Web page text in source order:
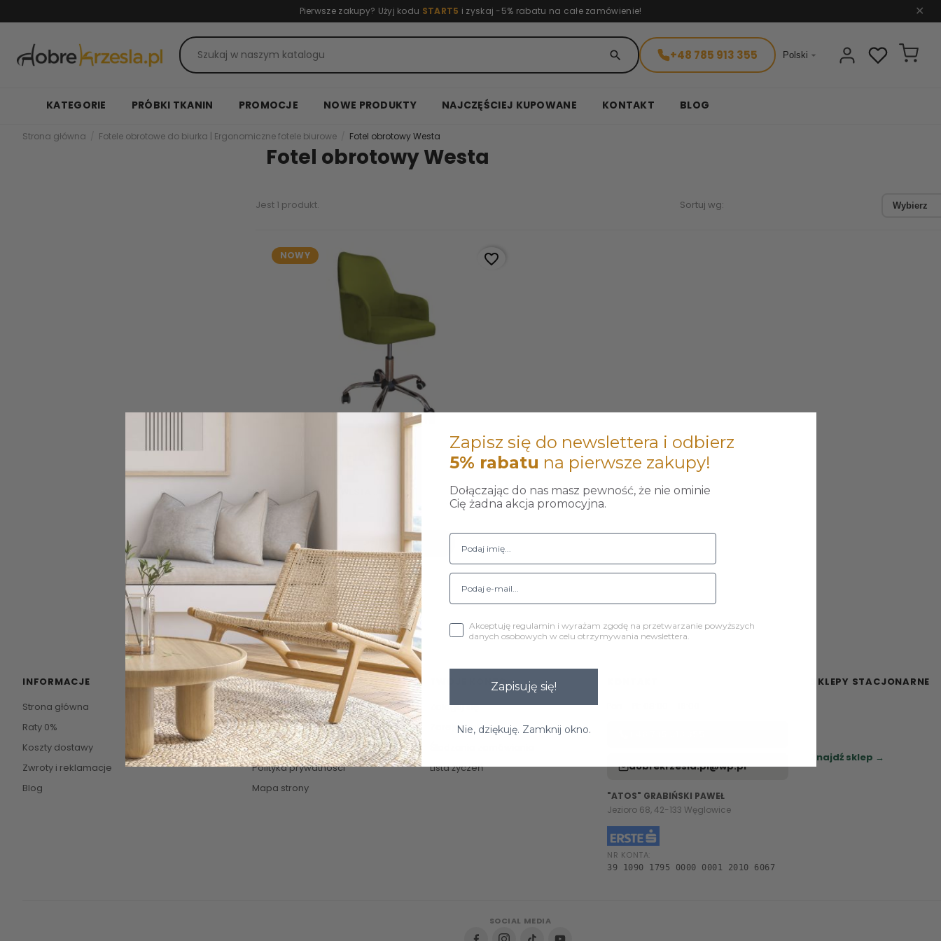
Pierwsze zakupy? Użyj kodu START5 i zyskaj -5% rabatu na całe zamówienie! ✕
search +48 785 913 355 Polski 
KATEGORIE PRÓBKI TKANIN PROMOCJE NOWE PRODUKTY NAJCZĘŚCIEJ KUPOWANE KONTAKT BLOG
Strona główna Fotele obrotowe do biurka | Ergonomiczne fotele biurowe Fotel obrotowy Westa
Fotel obrotowy Westa
Jest 1 produkt. Sortuj wg: Wybierz
Fotel obrotowy WESTA...
667,00 zł
Do koszyka
NOWY favorite_border
Pokazano 1-1 z 1 pozycji
INFORMACJE
Strona główna
Raty 0%
Koszty dostawy
Zwroty i reklamacje
Blog
POMOC
Kontakt
O firmie
Regulamin
Polityka prywatności
Mapa strony
TWOJE KONTO
Zaloguj się
Zarejestruj się
Lista życzeń
dobrekrzesla.pl@wp.pl
"ATOS" GRABIŃSKI PAWEŁ
Jezioro 68, 42-133 Węglowice
NR KONTA:
39 1090 1795 0000 0001 2010 6067
SKLEPY STACJONARNE
Znajdź sklep →
SOCIAL MEDIA
Zapisz się do newslettera i odbierz
5% rabatu na pierwsze zakupy!
Dołączając do nas masz pewność, że nie ominie
Cię żadna akcja promocyjna.
Akceptuję regulamin i wyrażam zgodę na przetwarzanie powyższych
danych osobowych w celu otrzymywania newslettera.
Zapisuję się!
Nie, dziękuję. Zamknij okno.